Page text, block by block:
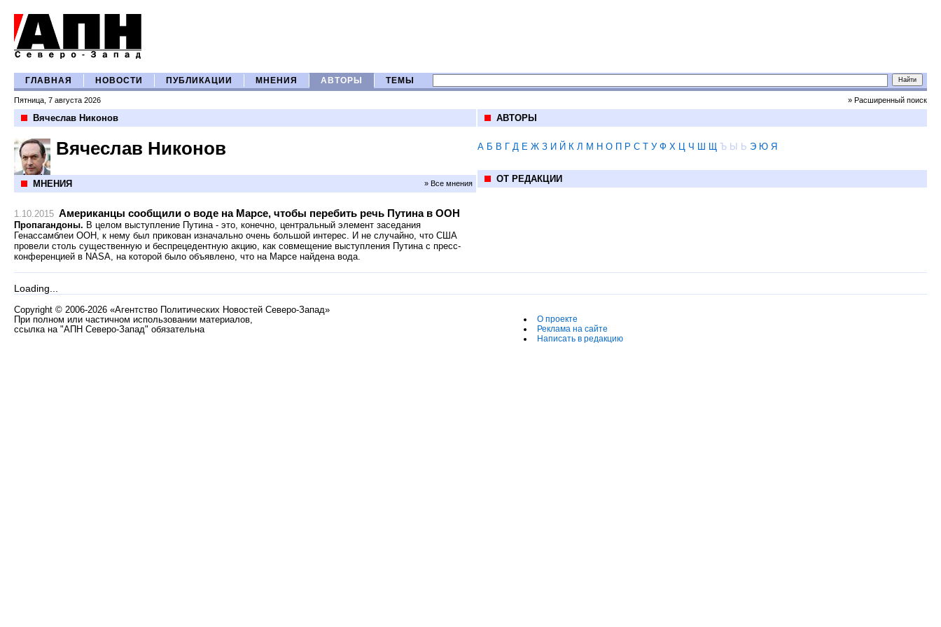
ГЛАВНАЯ НОВОСТИ ПУБЛИКАЦИИ МНЕНИЯ АВТОРЫ ТЕМЫ
Пятница, 7 августа 2026 » Расширенный поиск
Вячеслав Никонов
Вячеслав Никонов
МНЕНИЯ » Все мнения
1.10.2015 Американцы сообщили о воде на Марсе, чтобы перебить речь Путина в ООН
Пропагандоны. В целом выступление Путина - это, конечно, центральный элемент заседания
Генассамблеи ООН, к нему был прикован изначально очень большой интерес. И не случайно, что США
провели столь существенную и беспрецедентную акцию, как совмещение выступления Путина с пресс-
конференцией в NASA, на которой было объявлено, что на Марсе найдена вода.
АВТОРЫ
А Б В Г Д Е Ж З И Й К Л М Н О П Р С Т У Ф Х Ц Ч Ш Щ Ъ Ы Ь Э Ю Я
ОТ РЕДАКЦИИ
Loading...
Copyright © 2006-2026 «Агентство Политических Новостей Северо-Запад»
При полном или частичном использовании материалов,
ссылка на "АПН Северо-Запад" обязательна
О проекте
Реклама на сайте
Написать в редакцию